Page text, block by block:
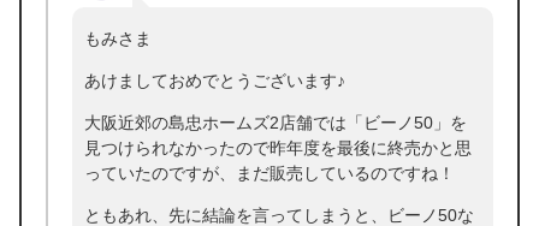
もみさま
あけましておめでとうございます♪
大阪近郊の島忠ホームズ2店舗では「ビーノ50」を
見つけられなかったので昨年度を最後に終売かと思
っていたのですが、まだ販売しているのですね！
ともあれ、先に結論を言ってしまうと、ビーノ50な